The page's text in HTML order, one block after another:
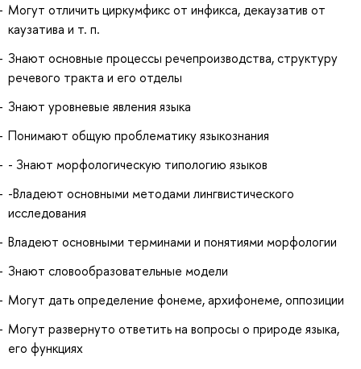
Могут отличить циркумфикс от инфикса, декаузатив от
каузатива и т. п.
Знают основные процессы речепроизводства, структуру
речевого тракта и его отделы
Знают уровневые явления языка
Понимают общую проблематику языкознания
- Знают морфологическую типологию языков
-Владеют основными методами лингвистического
исследования
Владеют основными терминами и понятиями морфологии
Знают словообразовательные модели
Могут дать определение фонеме, архифонеме, оппозиции
Могут развернуто ответить на вопросы о природе языка,
его функциях